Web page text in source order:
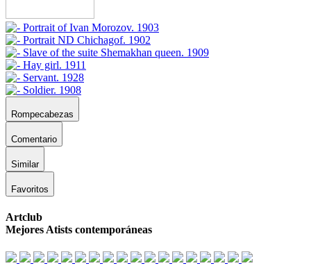
Rompecabezas
Comentario
Similar
Favoritos
Artclub
Mejores Atists contemporáneas